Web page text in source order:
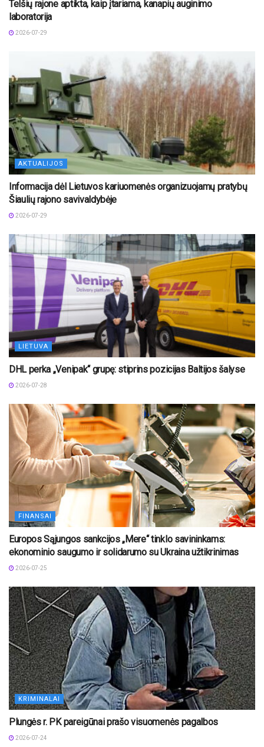
Telšių rajone aptikta, kaip įtariama, kanapių auginimo
laboratorija
2026-07-29
AKTUALIJOS
Informacija dėl Lietuvos kariuomenės organizuojamų pratybų
Šiaulių rajono savivaldybėje
2026-07-29
LIETUVA
DHL perka „Venipak“ grupę: stiprins pozicijas Baltijos šalyse
2026-07-28
FINANSAI
Europos Sąjungos sankcijos „Mere“ tinklo savininkams:
ekonominio saugumo ir solidarumo su Ukraina užtikrinimas
2026-07-25
KRIMINALAI
Plungės r. PK pareigūnai prašo visuomenės pagalbos
2026-07-24